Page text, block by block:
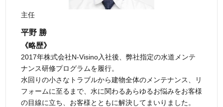
主任
平野 勝
《略歴》
2017年株式会社N-Visino入社後、弊社指定の水道メンテ
ナンス研修プログラムを履行。
水回りの小さなトラブルから建物全体のメンテナンス、リ
フォームに至るまで、水に関わるあらゆるお悩みをお客様
の目線に立ち、お客様とともに解決してまいりました。